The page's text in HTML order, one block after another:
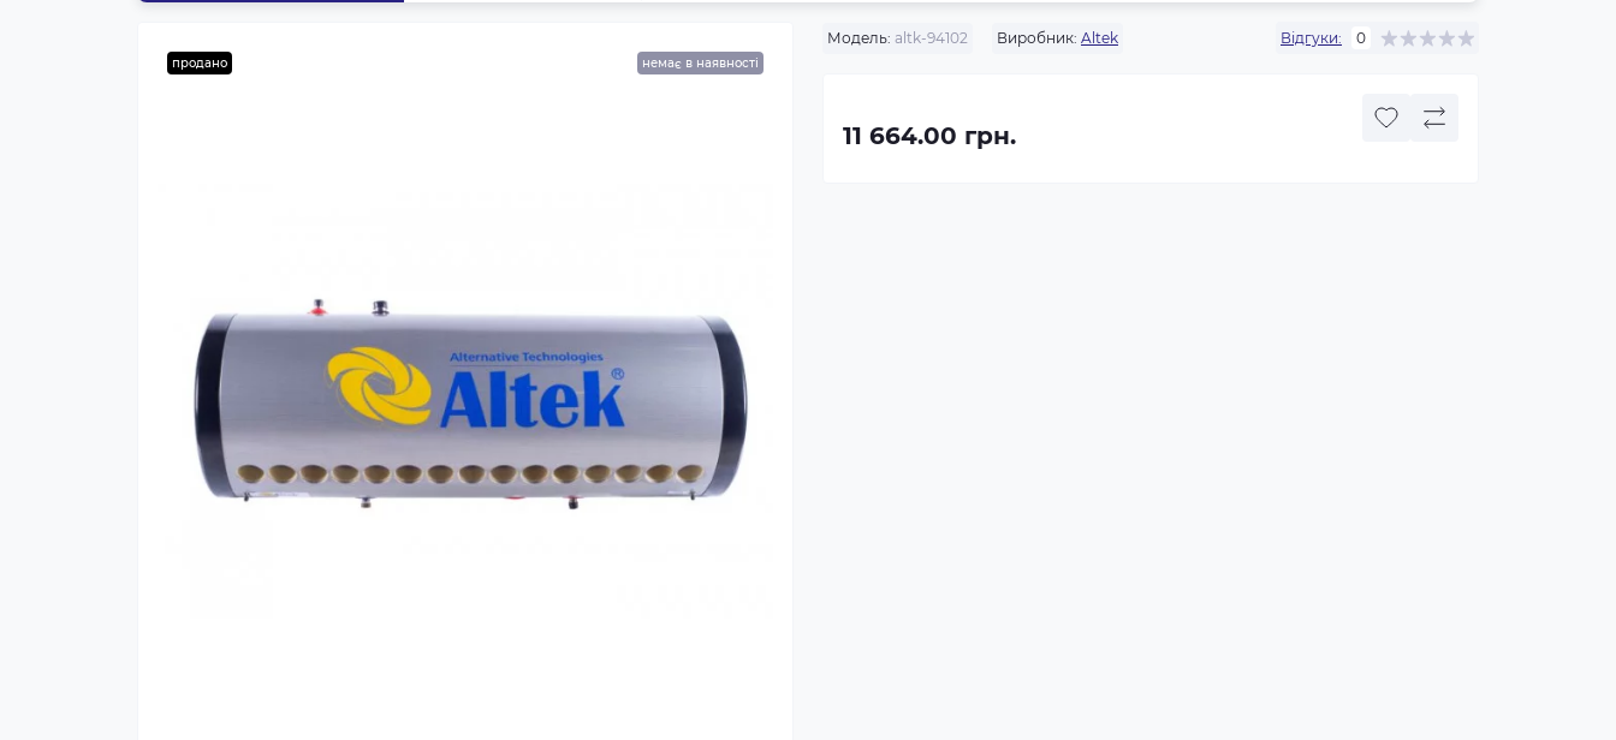
продано немає в наявності
Модель: altk-94102 Виробник: Altek Відгуки: 0
11 664.00 грн.